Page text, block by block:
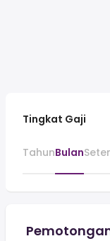
Tingkat Gaji
TahunBulan